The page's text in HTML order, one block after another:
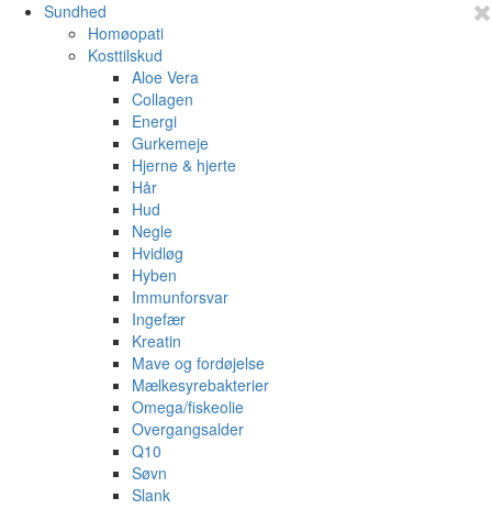
Sundhed
Homøopati
Kosttilskud
Aloe Vera
Collagen
Energi
Gurkemeje
Hjerne & hjerte
Hår
Hud
Negle
Hvidløg
Hyben
Immunforsvar
Ingefær
Kreatin
Mave og fordøjelse
Mælkesyrebakterier
Omega/fiskeolie
Overgangsalder
Q10
Søvn
Slank